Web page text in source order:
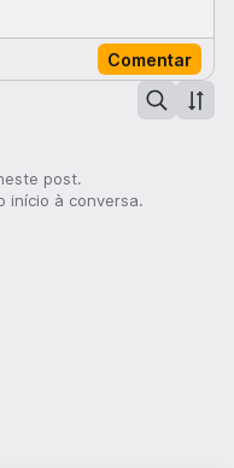
Comentar
post.
início à conversa.